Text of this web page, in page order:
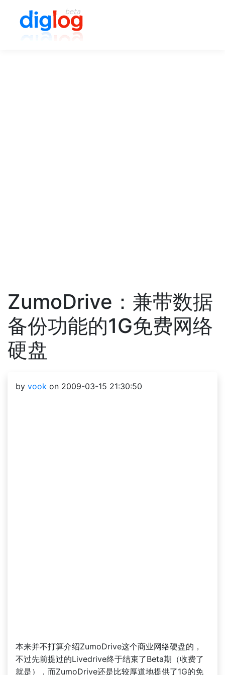
ZumoDrive：兼带数据
备份功能的1G免费网络
硬盘
by vook on 2009-03-15 21:30:50
本来并不打算介绍ZumoDrive这个商业网络硬盘的，
不过先前提过的Livedrive终于结束了Beta期（收费了
就是），而ZumoDrive还是比较厚道地提供了1G的免